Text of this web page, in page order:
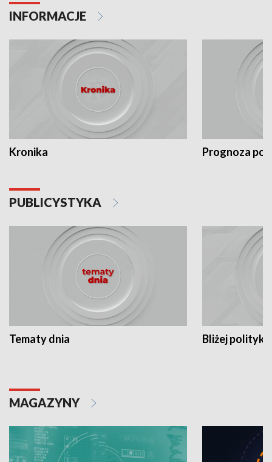
INFORMACJE
Kronika Prognoza
PUBLICYSTYKA
Tematy dnia Bliżej polityki
MAGAZYNY